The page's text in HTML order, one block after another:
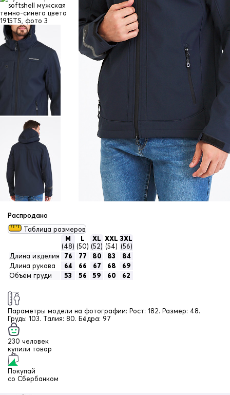
Распродано
Таблица размеров
M
(48)
L
(50)
XL
(52)
XXL
(54)
3XL
(56)
Длина изделия
76 77 80 83
84
Длина рукава
64 66 67 68
69
Объём груди
53 56 59 60 62
Параметры модели на фотографии: Рост: 182. Размер: 48.
Грудь: 103. Талия: 80. Бёдра: 97
230 человек
купили товар
Покупай
со Сбербанком